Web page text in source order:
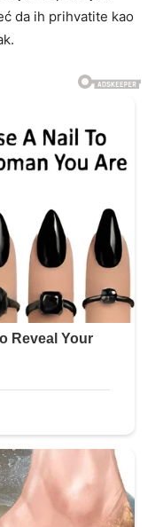
da ih prihvatite kao